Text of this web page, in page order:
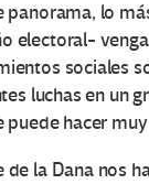
panorama, lo
electoral-
sociales
luchas en un
puede hacer
de la Dana nos